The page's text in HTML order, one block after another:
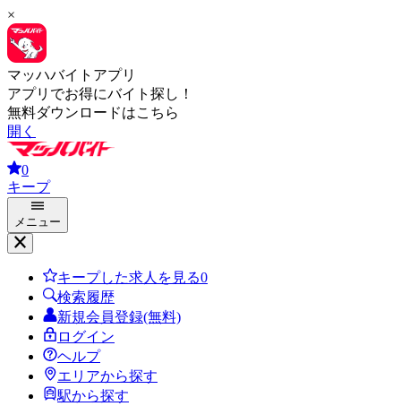
×
マッハバイトアプリ
アプリでお得にバイト探し！
無料ダウンロードはこちら
開く
0
キープ
メニュー
キープした求人を見る0
検索履歴
新規会員登録(無料)
ログイン
ヘルプ
エリアから探す
駅から探す